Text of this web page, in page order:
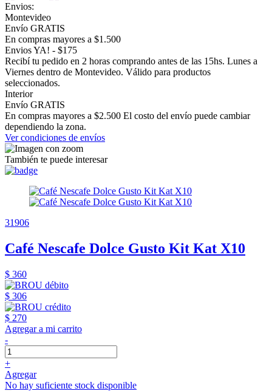
Envios:
Montevideo
Envío GRATIS
En compras mayores a $1.500
Envios YA! - $175
Recibí tu pedido en 2 horas comprando antes de las 15hs. Lunes a
Viernes dentro de Montevideo. Válido para productos
seleccionados.
Interior
Envío GRATIS
En compras mayores a $2.500 El costo del envío puede cambiar
dependiendo la zona.
Ver condiciones de envíos
También te puede interesar
31906
Café Nescafe Dolce Gusto Kit Kat X10
$ 360
$ 306
$ 270
Agregar a mi carrito
-
+
Agregar
No hay suficiente stock disponible